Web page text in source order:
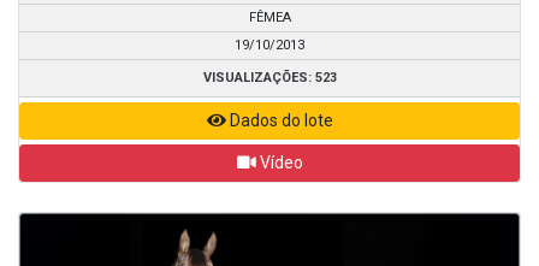
FÊMEA
19/10/2013
VISUALIZAÇÕES: 523
Dados do lote
Vídeo